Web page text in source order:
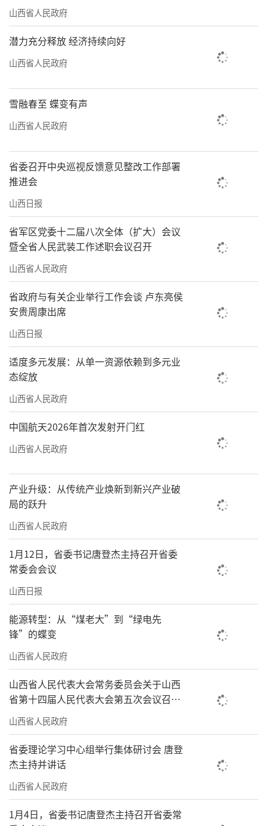
山西省人民政府
潜力充分释放 经济持续向好
山西省人民政府
雪融春至 蝶变有声
山西省人民政府
省委召开中央巡视反馈意见整改工作部署
推进会
山西日报
省军区党委十二届八次全体（扩大）会议
暨全省人民武装工作述职会议召开
山西省人民政府
省政府与有关企业举行工作会谈 卢东亮侯
安贵周康出席
山西日报
适度多元发展：从单一资源依赖到多元业
态绽放
山西省人民政府
中国航天2026年首次发射开门红
山西省人民政府
产业升级：从传统产业焕新到新兴产业破
局的跃升
山西省人民政府
1月12日，省委书记唐登杰主持召开省委
常委会会议
山西日报
能源转型：从“煤老大”到“绿电先
锋”的蝶变
山西省人民政府
山西省人民代表大会常务委员会关于山西
省第十四届人民代表大会第五次会议召开
时间的决定
山西省人民政府
省委理论学习中心组举行集体研讨会 唐登
杰主持并讲话
山西省人民政府
1月4日，省委书记唐登杰主持召开省委常